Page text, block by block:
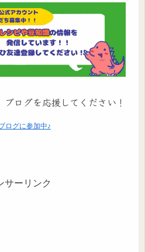
ログを応援してください！
ログに参加中♪
サーリンク